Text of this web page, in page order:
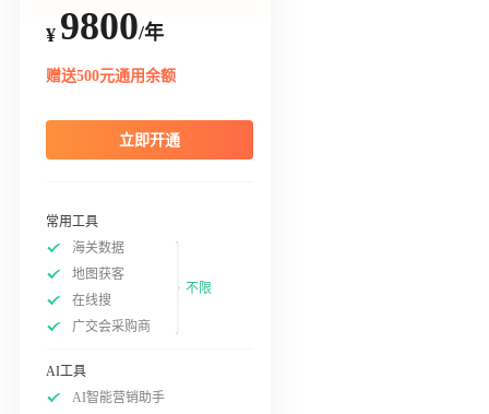
¥ 9800/年
赠送500元通用余额
立即开通
常用工具
海关数据
地图获客
在线搜
广交会采购商
不限
AI工具
AI智能营销助手